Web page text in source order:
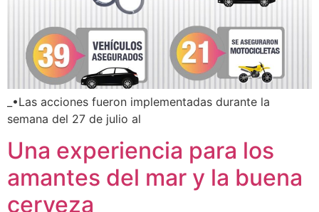
_•Las acciones fueron implementadas durante la
semana del 27 de julio al
Una experiencia para los
amantes del mar y la buena
cerveza